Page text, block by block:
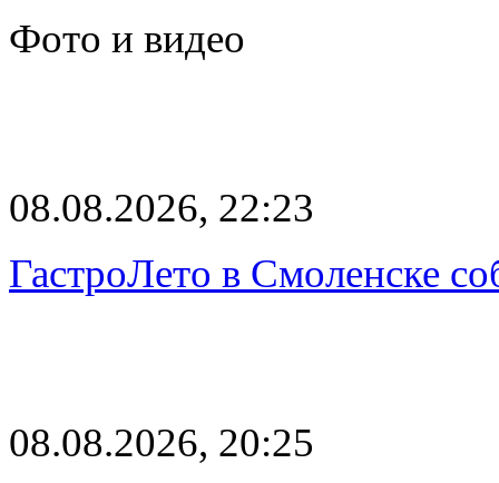
Фото и видео
08.08.2026, 22:23
ГастроЛето в Смоленске
08.08.2026, 20:25